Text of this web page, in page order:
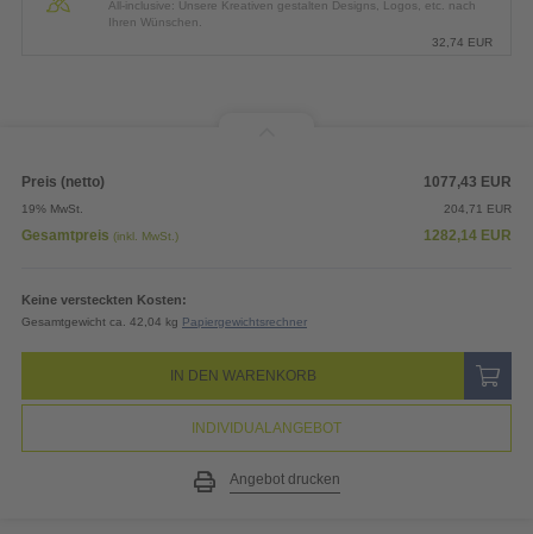
All-inclusive: Unsere Kreativen gestalten Designs, Logos, etc. nach
Ihren Wünschen.
32,74 EUR
Preis (netto) 1077,43 EUR
19% MwSt. 204,71 EUR
Gesamtpreis (inkl. MwSt.) 1282,14 EUR
Keine versteckten Kosten:
Gesamtgewicht ca. 42,04 kg Papiergewichtsrechner
IN DEN WARENKORB
INDIVIDUALANGEBOT
Angebot drucken